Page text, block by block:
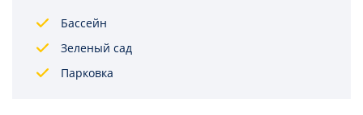
Бассейн
Зеленый сад
Парковка